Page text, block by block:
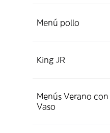
Menú pollo
King JR
Menús Verano con
Vaso